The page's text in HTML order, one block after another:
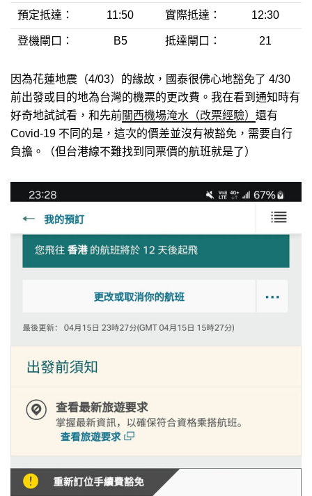
預定抵達： 11:50 實際抵達： 12:30
登機閘口： B5 抵達閘口： 21
因為花蓮地震（4/03）的緣故，國泰很佛心地豁免了 4/30
前出發或目的地為台灣的機票的更改費。我在看到通知時有
好奇地試試看，和先前關西機場淹水（改票經驗） 還有
Covid-19 不同的是，這次的價差並沒有被豁免，需要自行
負擔。（但台港線不難找到同票價的航班就是了）